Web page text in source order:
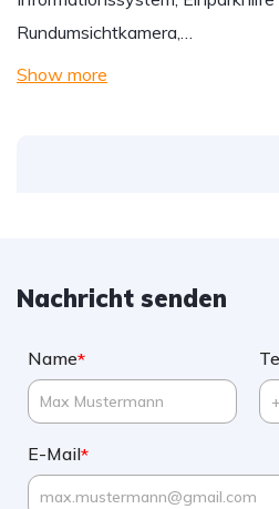
Rundumsichtkamera,…
Show more
Nachricht senden
Name*
E-Mail*